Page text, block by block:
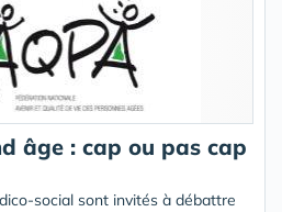
âge : cap ou pas cap
social sont invités à débattre